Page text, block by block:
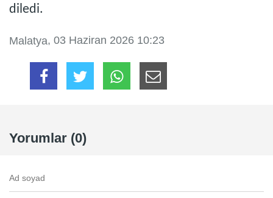
diledi.
Malatya, 03 Haziran 2026 10:23
Yorumlar (0)